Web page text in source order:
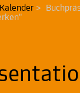
Kalender >